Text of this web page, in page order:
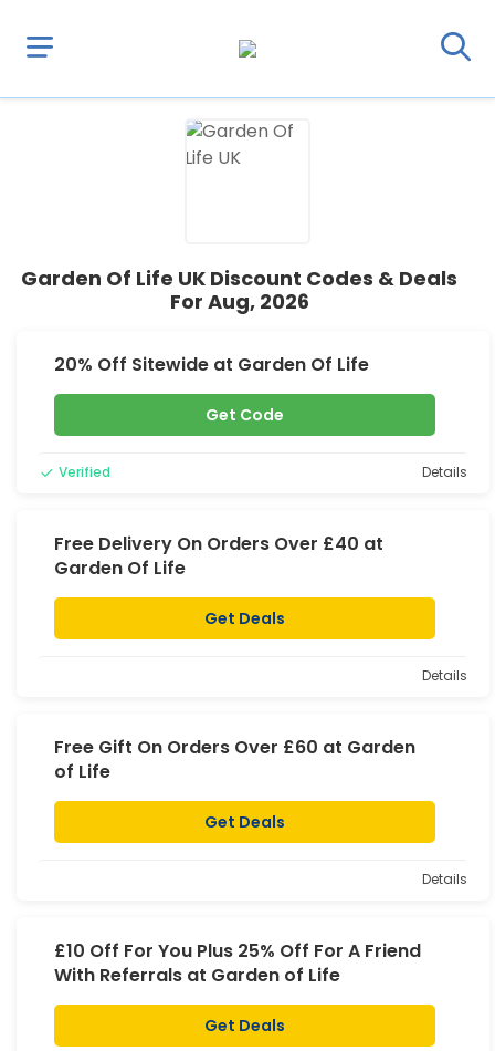
Garden Of Life UK Discount Codes & Deals
For Aug, 2026
20% Off Sitewide at Garden Of Life
Get Code
Verified Details
Free Delivery On Orders Over £40 at
Garden Of Life
Get Deals
Details
Free Gift On Orders Over £60 at Garden
of Life
Get Deals
Details
£10 Off For You Plus 25% Off For A Friend
With Referrals at Garden of Life
Get Deals